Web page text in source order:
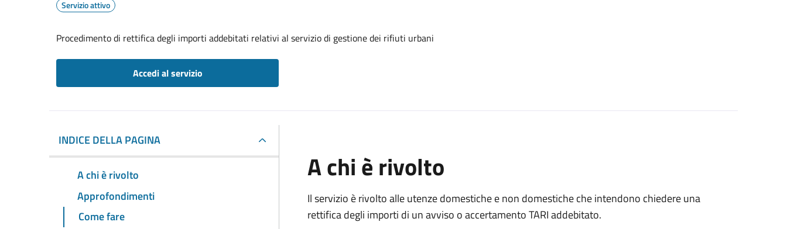
Servizio attivo
Procedimento di rettifica degli importi addebitati relativi al servizio di gestione dei rifiuti urbani
Accedi al servizio
INDICE DELLA PAGINA
A chi è rivolto
Approfondimenti
Come fare
A chi è rivolto
Il servizio è rivolto alle utenze domestiche e non domestiche che intendono chiedere una
rettifica degli importi di un avviso o accertamento TARI addebitato.